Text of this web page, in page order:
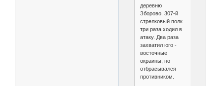
деревню
Зборово. 307-й
стрелковый полк
три раза ходил в
атаку. Два раза
захватил юго -
восточные
окраины, но
отбрасывался
противником.